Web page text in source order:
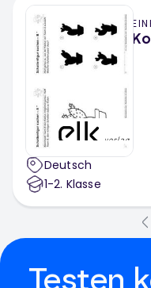
Deutsch
1-2. Klasse
Testen